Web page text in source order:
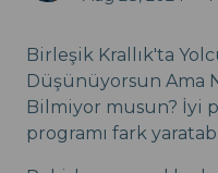
Birleşik Krallık'ta
Düşünüyorsun Ama
Bilmiyor musun? İyi
programı fark